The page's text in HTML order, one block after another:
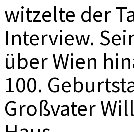
witzelte der
Interview.
über Wien
100.
Großvater